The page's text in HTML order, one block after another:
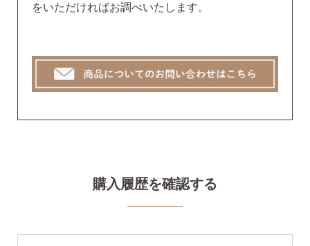
をいただければお調べいたします。
購入履歴を確認する